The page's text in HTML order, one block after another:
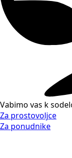
Vabimo vas k
Za prostovoljce
Za ponudnike